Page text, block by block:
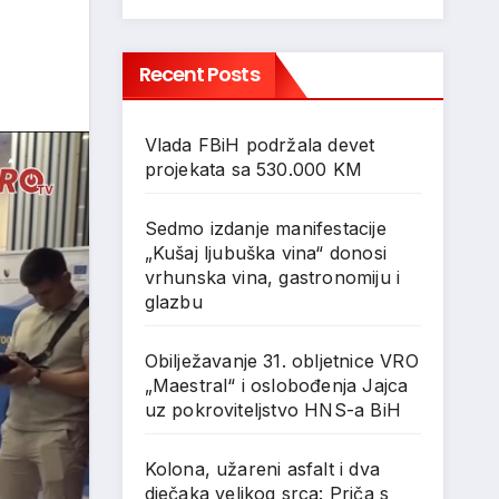
Recent Posts
Vlada FBiH podržala devet
projekata sa 530.000 KM
Sedmo izdanje manifestacije
„Kušaj ljubuška vina“ donosi
vrhunska vina, gastronomiju i
glazbu
Obilježavanje 31. obljetnice VRO
„Maestral“ i oslobođenja Jajca
uz pokroviteljstvo HNS-a BiH
Kolona, užareni asfalt i dva
dječaka velikog srca: Priča s